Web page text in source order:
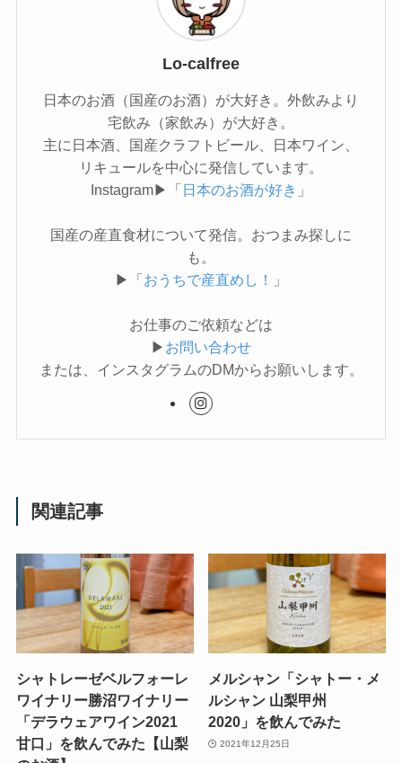
Lo-calfree
日本のお酒（国産のお酒）が大好き。外飲みより
宅飲み（家飲み）が大好き。
主に日本酒、国産クラフトビール、日本ワイン、
リキュールを中心に発信しています。
Instagram▶「日本のお酒が好き 」
国産の産直食材について発信。おつまみ探しに
も。
▶「おうちで産直めし！ 」
お仕事のご依頼などは
▶ お問い合わせ
または、インスタグラムのDMからお願いします。
関連記事
シャトレーゼベルフォーレ
ワイナリー勝沼ワイナリー
「デラウェアワイン2021
甘口」を飲んでみた【山梨
メルシャン「シャトー・メ
ルシャン 山梨甲州
2020」を飲んでみた
2021年12月25日